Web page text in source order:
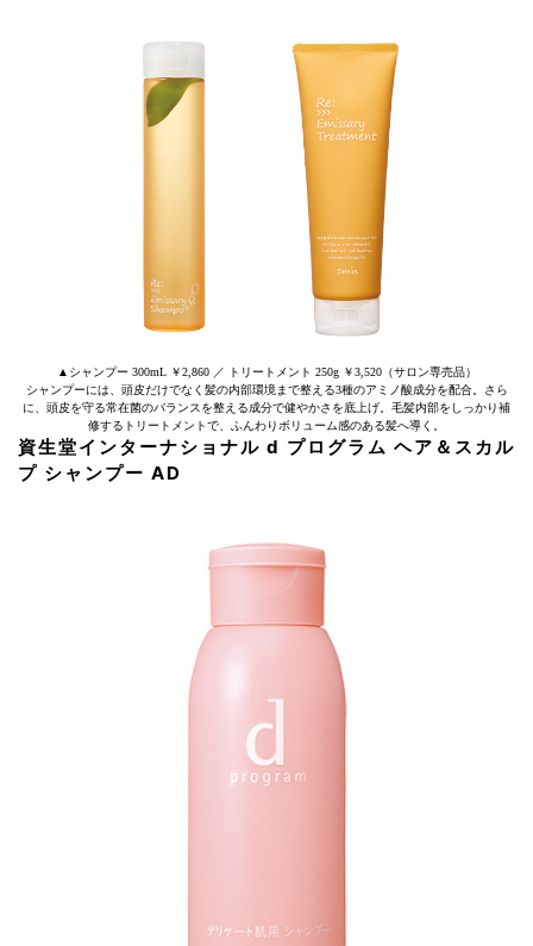
▲シャンプー 300mL ￥2,860 ／ トリートメント 250g ￥3,520（サロン専売品）
シャンプーには、頭皮だけでなく髪の内部環境まで整える3種のアミノ酸成分を配合。さら
に、頭皮を守る常在菌のバランスを整える成分で健やかさを底上げ。毛髪内部をしっかり補
修するトリートメントで、ふんわりボリューム感のある髪へ導く。
資生堂インターナショナル d プログラム ヘア＆スカル
プ シャンプー AD